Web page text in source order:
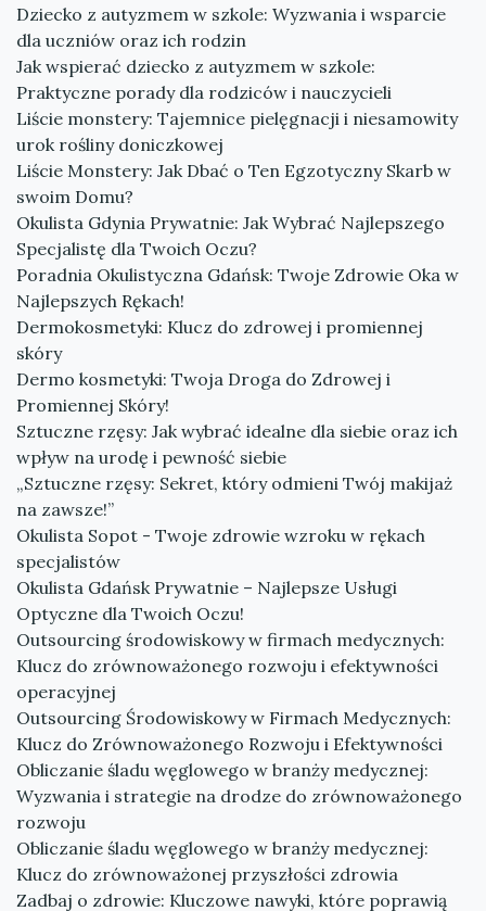
Dziecko z autyzmem w szkole: Wyzwania i wsparcie
dla uczniów oraz ich rodzin
Jak wspierać dziecko z autyzmem w szkole:
Praktyczne porady dla rodziców i nauczycieli
Liście monstery: Tajemnice pielęgnacji i niesamowity
urok rośliny doniczkowej
Liście Monstery: Jak Dbać o Ten Egzotyczny Skarb w
swoim Domu?
Okulista Gdynia Prywatnie: Jak Wybrać Najlepszego
Specjalistę dla Twoich Oczu?
Poradnia Okulistyczna Gdańsk: Twoje Zdrowie Oka w
Najlepszych Rękach!
Dermokosmetyki: Klucz do zdrowej i promiennej
skóry
Dermo kosmetyki: Twoja Droga do Zdrowej i
Promiennej Skóry!
Sztuczne rzęsy: Jak wybrać idealne dla siebie oraz ich
wpływ na urodę i pewność siebie
„Sztuczne rzęsy: Sekret, który odmieni Twój makijaż
na zawsze!”
Okulista Sopot - Twoje zdrowie wzroku w rękach
specjalistów
Okulista Gdańsk Prywatnie – Najlepsze Usługi
Optyczne dla Twoich Oczu!
Outsourcing środowiskowy w firmach medycznych:
Klucz do zrównoważonego rozwoju i efektywności
operacyjnej
Outsourcing Środowiskowy w Firmach Medycznych:
Klucz do Zrównoważonego Rozwoju i Efektywności
Obliczanie śladu węglowego w branży medycznej:
Wyzwania i strategie na drodze do zrównoważonego
rozwoju
Obliczanie śladu węglowego w branży medycznej:
Klucz do zrównoważonej przyszłości zdrowia
Zadbaj o zdrowie: Kluczowe nawyki, które poprawią